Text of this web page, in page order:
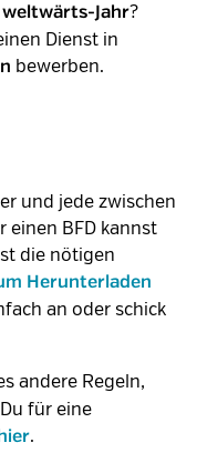
weltwärts-Jahr?
Dienst in
bewerben.
und jede zwischen
einen BFD kannst
die nötigen
Herunterladen
an oder schick
andere Regeln,
für eine
.